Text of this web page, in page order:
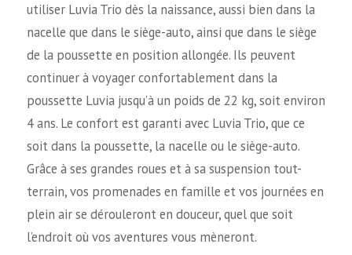
utiliser Luvia Trio dès la naissance, aussi bien dans la
nacelle que dans le siège-auto, ainsi que dans le siège
de la poussette en position allongée. Ils peuvent
continuer à voyager confortablement dans la
poussette Luvia jusqu’à un poids de 22 kg, soit environ
4 ans. Le confort est garanti avec Luvia Trio, que ce
soit dans la poussette, la nacelle ou le siège-auto.
Grâce à ses grandes roues et à sa suspension tout-
terrain, vos promenades en famille et vos journées en
plein air se dérouleront en douceur, quel que soit
l’endroit où vos aventures vous mèneront.